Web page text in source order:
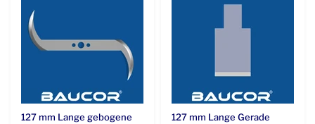
127 mm Lange gebogene
127 mm Lange Gerade